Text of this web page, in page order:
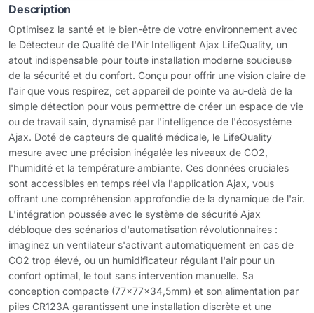
Description
Optimisez la santé et le bien-être de votre environnement avec
le Détecteur de Qualité de l'Air Intelligent Ajax LifeQuality, un
atout indispensable pour toute installation moderne soucieuse
de la sécurité et du confort. Conçu pour offrir une vision claire de
l'air que vous respirez, cet appareil de pointe va au-delà de la
simple détection pour vous permettre de créer un espace de vie
ou de travail sain, dynamisé par l'intelligence de l'écosystème
Ajax. Doté de capteurs de qualité médicale, le LifeQuality
mesure avec une précision inégalée les niveaux de CO2,
l'humidité et la température ambiante. Ces données cruciales
sont accessibles en temps réel via l'application Ajax, vous
offrant une compréhension approfondie de la dynamique de l'air.
L'intégration poussée avec le système de sécurité Ajax
débloque des scénarios d'automatisation révolutionnaires :
imaginez un ventilateur s'activant automatiquement en cas de
CO2 trop élevé, ou un humidificateur régulant l'air pour un
confort optimal, le tout sans intervention manuelle. Sa
conception compacte (77x77x34,5mm) et son alimentation par
piles CR123A garantissent une installation discrète et une